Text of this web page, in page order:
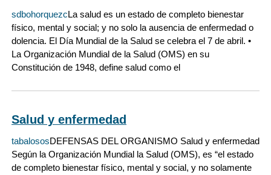
sdbohorquezcLa salud es un estado de completo bienestar
físico, mental y social; y no solo la ausencia de enfermedad o
dolencia. El Día Mundial de la Salud se celebra el 7 de abril. •
La Organización Mundial de la Salud (OMS) en su
Constitución de 1948, define salud como el
Salud y enfermedad
tabalososDEFENSAS DEL ORGANISMO Salud y enfermedad
Según la Organización Mundial la Salud (OMS), es “el estado
de completo bienestar físico, mental y social, y no solamente